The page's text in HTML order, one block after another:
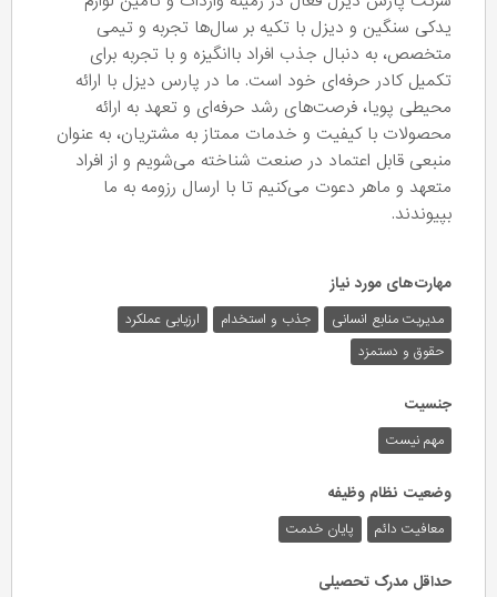
یدکی سنگین و دیزل با تکیه بر سال‌ها تجربه و تیمی
متخصص، به دنبال جذب افراد باانگیزه و با تجربه برای
تکمیل کادر حرفه‌ای خود است. ما در پارس دیزل با ارائه
محیطی پویا، فرصت‌های رشد حرفه‌ای و تعهد به ارائه
محصولات با کیفیت و خدمات ممتاز به مشتریان، به عنوان
منبعی قابل اعتماد در صنعت شناخته می‌شویم و از افراد
متعهد و ماهر دعوت می‌کنیم تا با ارسال رزومه به ما
بپیوندند.
مهارت‌های مورد نیاز
مدیریت منابع انسانی جذب و استخدام
ارزیابی عملکرد
حقوق و دستمزد
جنسیت
مهم نیست
وضعیت نظام وظیفه
معافیت دائم پایان خدمت
حداقل مدرک تحصیلی